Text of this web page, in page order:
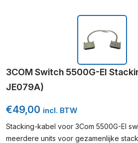
3COM Switch 5500G-EI
JE079A)
€49,00 incl. BTW
Stacking-kabel voor 3Com 5500G-EI
meerdere units voor gezamenlijke